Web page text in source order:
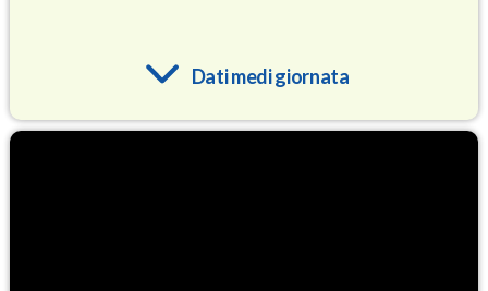
Dati medi giornata